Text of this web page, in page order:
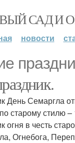
САД И
новости
День Семаргла
старому стилю
огня в честь
Огнебога,